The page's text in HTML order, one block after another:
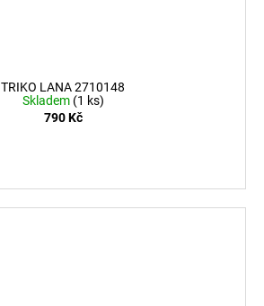
TRIKO LANA 2710148
Skladem (1 ks)
790 Kč